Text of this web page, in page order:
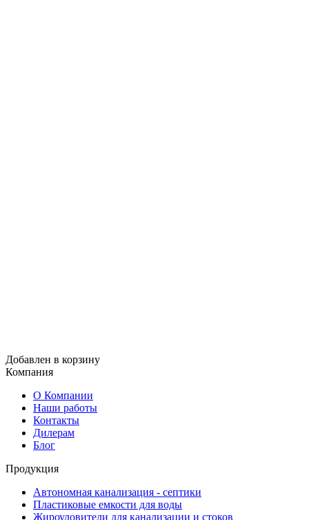
Добавлен в корзину
Компания
О Компании
Наши работы
Контакты
Дилерам
Блог
Продукция
Автономная канализация - септики
Пластиковые емкости для воды
Жироуловители для канализации и стоков